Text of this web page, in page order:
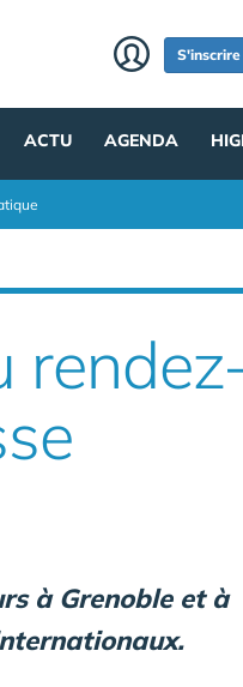
S'inscrire
ACTU AGENDA
à Grenoble et à